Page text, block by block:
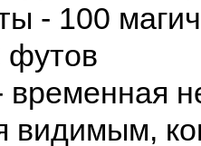
- 100
футов
видимым,